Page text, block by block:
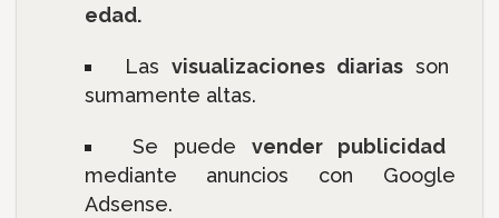
edad.
Lasvisualizaciones diariasson
sumamente altas.
Se puede vender publicidad
mediante anuncios con Google
Adsense.